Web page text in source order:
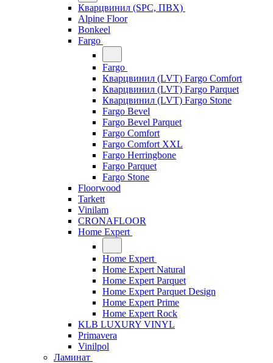
Кварцвинил (SPC, ПВХ)
Alpine Floor
Bonkeel
Fargo
Fargo
Кварцвинил (LVT) Fargo Comfort
Кварцвинил (LVT) Fargo Parquet
Кварцвинил (LVT) Fargo Stone
Fargo Bevel
Fargo Bevel Parquet
Fargo Comfort
Fargo Comfort XXL
Fargo Herringbone
Fargo Parquet
Fargo Stone
Floorwood
Tarkett
Vinilam
CRONAFLOOR
Home Expert
Home Expert
Home Expert Natural
Home Expert Parquet
Home Expert Parquet Design
Home Expert Prime
Home Expert Rock
KLB LUXURY VINYL
Primavera
Vinilpol
Ламинат